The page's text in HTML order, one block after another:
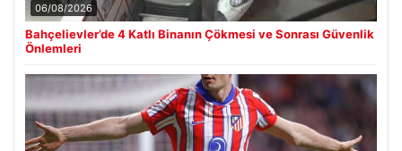
06/08/2026
Bahçelievler’de 4 Katlı Binanın Çökmesi ve Sonrası Güvenlik
Önlemleri